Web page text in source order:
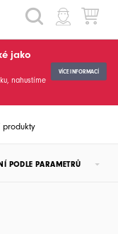
HLEDAT
jako
nahustíme
VÍCE INFORMACÍ
produkty
PODLE PARAMETRŮ